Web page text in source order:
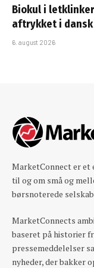
Biokul i
aftrykket i
6. august 2026
MarketConnect er et
til og om små og
børsnoterede
MarketConnects
baseret på historier
pressemeddelelser
nyheder, der bakker